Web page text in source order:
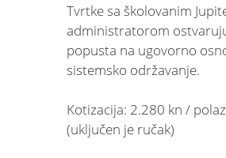
Tvrtke sa školovanim
administratorom
popusta na ugovorno
sistemsko održavanje.
Kotizacija: 2.280 kn /
(uključen je ručak)